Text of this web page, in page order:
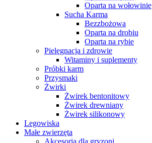
Oparta na wołowinie
Sucha Karma
Bezzbożowa
Oparta na drobiu
Oparta na rybie
Pielęgnacja i zdrowie
Witaminy i suplementy
Próbki karm
Przysmaki
Żwirki
Żwirek bentonitowy
Żwirek drewniany
Żwirek silikonowy
Legowiska
Małe zwierzęta